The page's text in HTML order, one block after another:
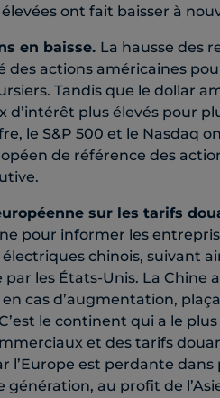
ont fait baisser à
en baisse. La hausse des
des actions américaines
Tandis que le dollar
d’intérêt plus élevés pour
le S&P 500 et le Nasdaq
de référence des
sur les tarifs
pour informer les
chinois, suivant
les États-Unis. La Chine
cas d’augmentation,
le continent qui a le
et des tarifs
l’Europe est perdante
au profit de